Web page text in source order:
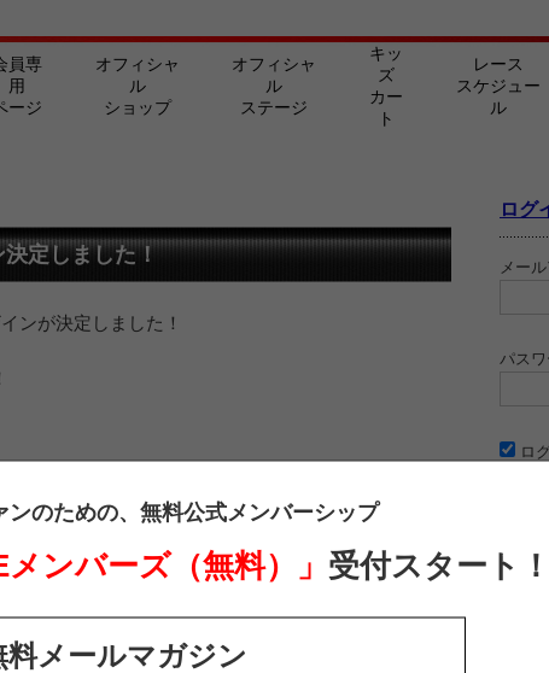
員専
用
ージ
オフィシャ
ル
ショップ
オフィシャ
ル
ステージ
キッ
ズ
カー
ト
レース
スケジュー
ル
定しました！
ンが決定しました！
ログ
メー
パスワ
ロ
カー
新
パ
のための、 無料公式メンバーシップ
ンバーズ（無料）」 受付スタート！
料メールマガジン